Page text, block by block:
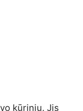
kūriniu. Jis